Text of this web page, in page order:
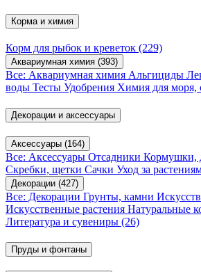
Корма и химия
Корм для рыбок и креветок (229)
Аквариумная химия (393)
Все: Аквариумная химия Альгициды
воды Тесты Удобрения Химия для моря,
Декорации и аксессуары
Аксессуары (164)
Все: Аксессуары Отсадники Кормушки,
Скребки, щетки Сачки Уход за
Декорации (427)
Все: Декорации Грунты, камни
Искусственные растения Натуральные
Литература и сувениры (26)
Пруды и фонтаны